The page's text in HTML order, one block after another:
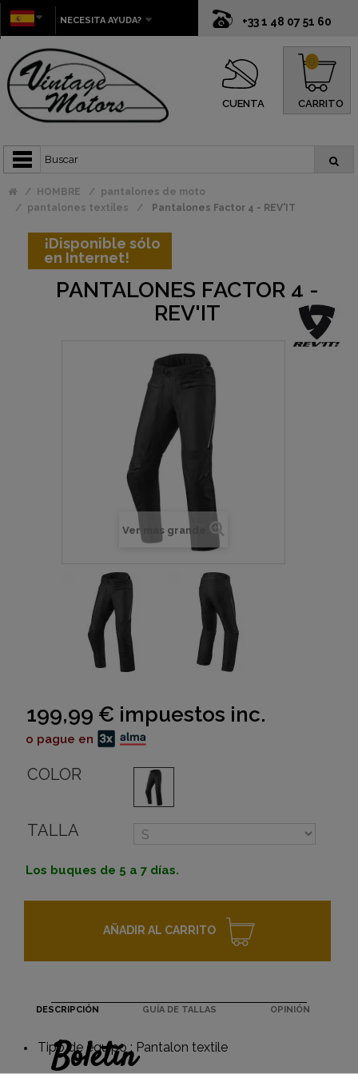
+33 1 48 07 51 60
NECESITA AYUDA?
CUENTA CARRITO
0
HOMBRE
pantalones de moto
pantalones textiles
Pantalones Factor 4 - REV'IT
¡Disponible sólo
en Internet!
PANTALONES FACTOR 4 -
REV'IT
Ver más grande
199,99 € impuestos inc.
o pague en
COLOR
TALLA
Los buques de 5 a 7 días.
AÑADIR AL CARRITO
DESCRIPCIÓN GUÍA DE TALLAS OPINIÓN
Tipo de equipo : Pantalon textile
Boletín